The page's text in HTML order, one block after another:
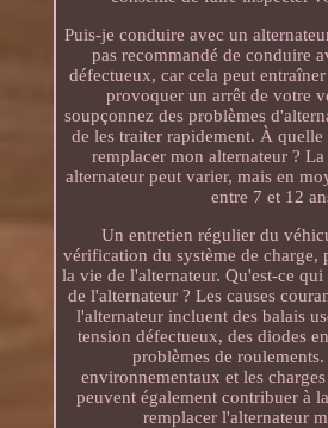
Puis-je conduire avec un
pas recommandé de conduire
défectueux, car cela peut
provoquer un arrêt de votre
soupçonnez des problèmes
de les traiter rapidement. À
remplacer mon alternateur ?
alternateur peut varier, mais en
entre 7 et 12
Un entretien régulier du
vérification du système de charge,
la vie de l'alternateur. Qu'est-ce
de l'alternateur ? Les causes
l'alternateur incluent des balais
tension défectueux, des diodes
problèmes de
environnementaux et les
peuvent également contribuer à
remplacer l'alternateur